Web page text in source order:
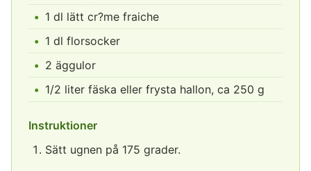
1 dl lätt cr?me fraiche
1 dl florsocker
2 äggulor
1/2 liter fäska eller frysta hallon, ca 250 g
Instruktioner
Sätt ugnen på 175 grader.